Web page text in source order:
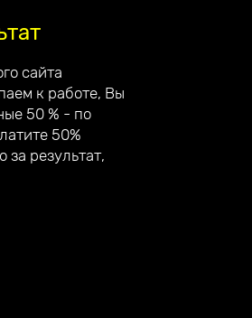
сайта
к работе, Вы
50 % - по
50%
за результат,